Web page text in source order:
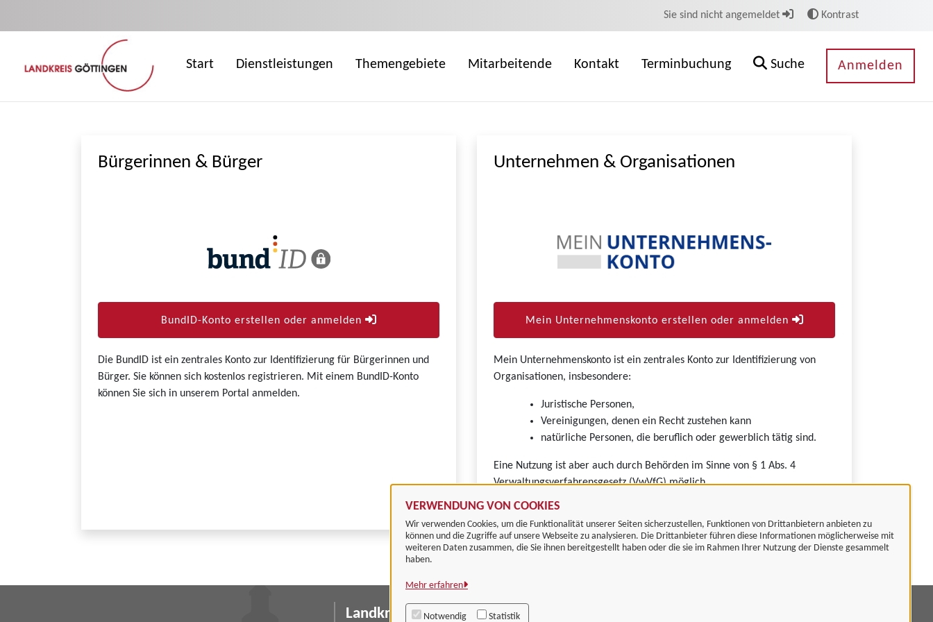
VERWENDUNG VON COOKIES
Wir verwenden Cookies, um die Funktionalität unserer Seiten sicherzustellen, Funktionen von Drittanbietern anbieten zu
können und die Zugriffe auf unsere Webseite zu analysieren. Die Drittanbieter führen diese Informationen möglicherweise mit
weiteren Daten zusammen, die Sie ihnen bereitgestellt haben oder die sie im Rahmen Ihrer Nutzung der Dienste gesammelt
haben.
Mehr erfahren
Notwendig Statistik
Sie sind nicht angemeldet Kontrast
Start Dienstleistungen Themengebiete Mitarbeitende Kontakt Terminbuchung Suche Anmelden
Bürgerinnen & Bürger
BundID-Konto erstellen oder anmelden
Die BundID ist ein zentrales Konto zur Identifizierung für Bürgerinnen und
Bürger. Sie können sich kostenlos registrieren. Mit einem BundID-Konto
können Sie sich in unserem Portal anmelden.
Unternehmen & Organisationen
Mein Unternehmenskonto erstellen oder anmelden
Mein Unternehmenskonto ist ein zentrales Konto zur Identifizierung von
Organisationen, insbesondere:
Juristische Personen,
Vereinigungen, denen ein Recht zustehen kann
natürliche Personen, die beruflich oder gewerblich tätig sind.
Eine Nutzung ist aber auch durch Behörden im Sinne von § 1 Abs. 4
Verwaltungsverfahrensgesetz (VwVfG) möglich.
Landkreis Göttingen